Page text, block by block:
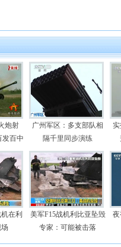
炮射
发百中
广州军区：多支部队相
隔千里同步演练
在利
美军F15战机利比亚坠毁
专家：可能被击落